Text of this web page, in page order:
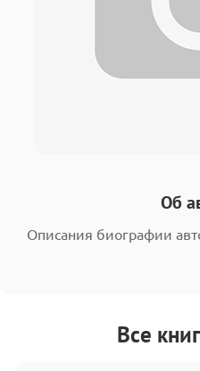
Об
Описания биографии
Все